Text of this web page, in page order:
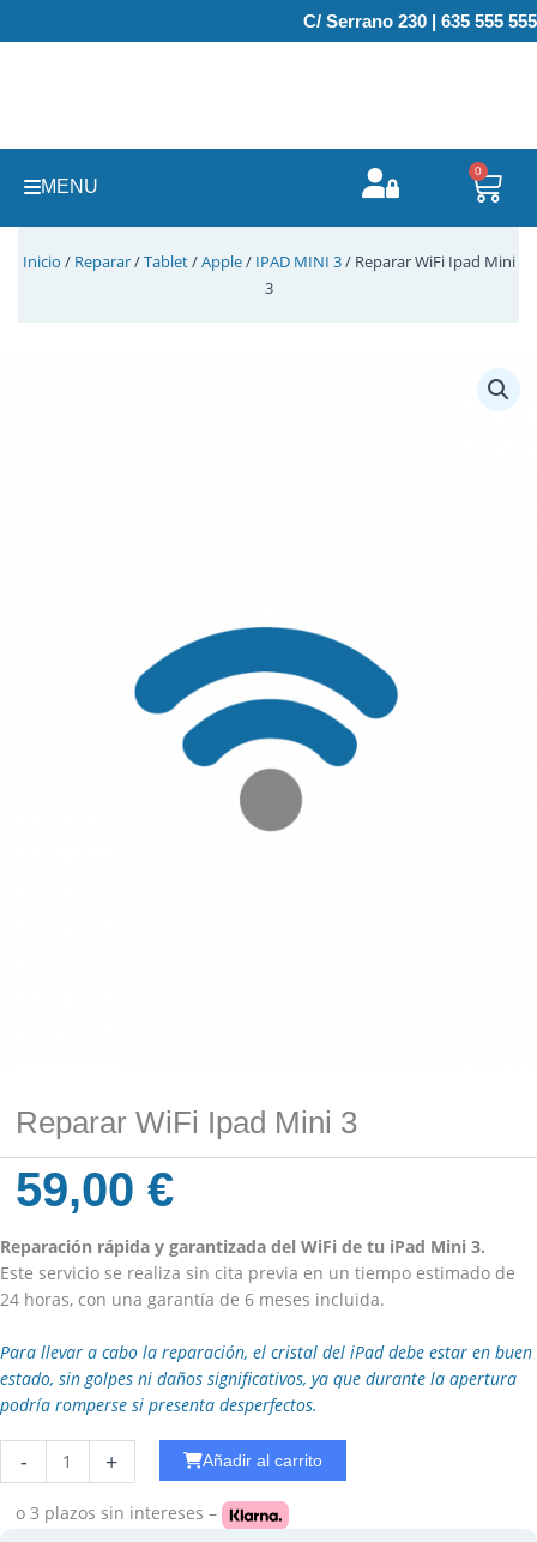
al
C/ Serrano 230 | 635 555 555
MENU
0
Inicio / Reparar/Tablet/Apple/ IPAD MINI 3/ Reparar WiFi Ipad Mini
3
Reparar WiFi Ipad Mini 3
59,00€
Reparación rápida y garantizada del WiFi de tu iPad Mini 3.
Este servicio se realiza sin cita previa en un tiempo estimado de
24 horas, con una garantía de 6 meses incluida.
Para llevar a cabo la reparación, el cristal del iPad debe estar en buen
estado, sin golpes ni daños significativos, ya que durante la apertura
podría romperse si presenta desperfectos.
-
WiFi
Ipad
+ Añadir al carrito
o 3 plazos sin intereses –